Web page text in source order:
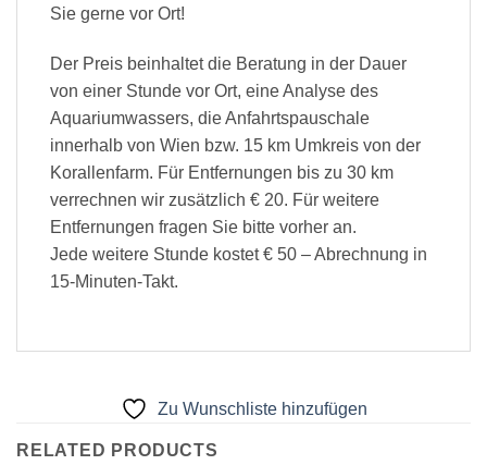
Sie gerne vor Ort!
Der Preis beinhaltet die Beratung in der Dauer
von einer Stunde vor Ort, eine Analyse des
Aquariumwassers, die Anfahrtspauschale
innerhalb von Wien bzw. 15 km Umkreis von der
Korallenfarm. Für Entfernungen bis zu 30 km
verrechnen wir zusätzlich € 20. Für weitere
Entfernungen fragen Sie bitte vorher an.
Jede weitere Stunde kostet € 50 – Abrechnung in
15-Minuten-Takt.
Zu Wunschliste hinzufügen
RELATED PRODUCTS